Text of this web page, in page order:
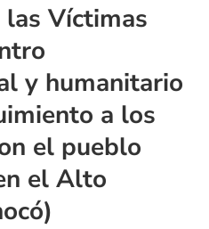
Víctimas
y humanitario
a los
el pueblo
el Alto